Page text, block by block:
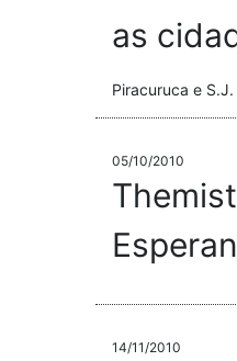
as
Piracuruca e
05/10/2010
14/11/2010